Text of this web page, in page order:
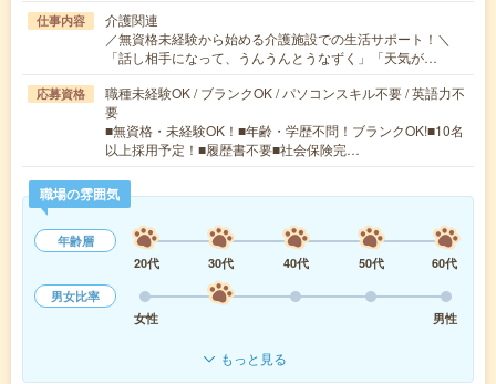
仕事内容
介護関連
／無資格未経験から始める介護施設での生活サポート！＼
「話し相手になって、うんうんとうなずく」「天気が…
応募資格
職種未経験OK / ブランクOK / パソコンスキル不要 / 英語力不
要
■無資格・未経験OK！■年齢・学歴不問！ブランクOK!■10名
以上採用予定！■履歴書不要■社会保険完…
職場の雰囲気
年齢層
20代
30代 40代 50代
60代
男女比率
女性
男性
もっと見る